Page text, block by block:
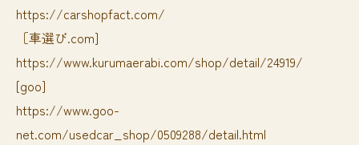
https://carshopfact.com/
［車選び.com]
https://www.kurumaerabi.com/shop/detail/24919/
[goo]
https://www.goo-
net.com/usedcar_shop/0509288/detail.html